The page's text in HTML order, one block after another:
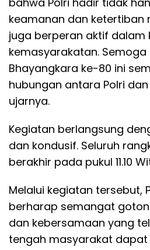
keamanan dan ketertiban
juga berperan aktif dalam
kemasyarakatan. Semoga
Bhayangkara ke-80 ini
hubungan antara Polri
ujarnya.
Kegiatan berlangsung
dan kondusif. Seluruh
berakhir pada pukul 11.10
Melalui kegiatan tersebut,
berharap semangat
dan kebersamaan yang
tengah masyarakat